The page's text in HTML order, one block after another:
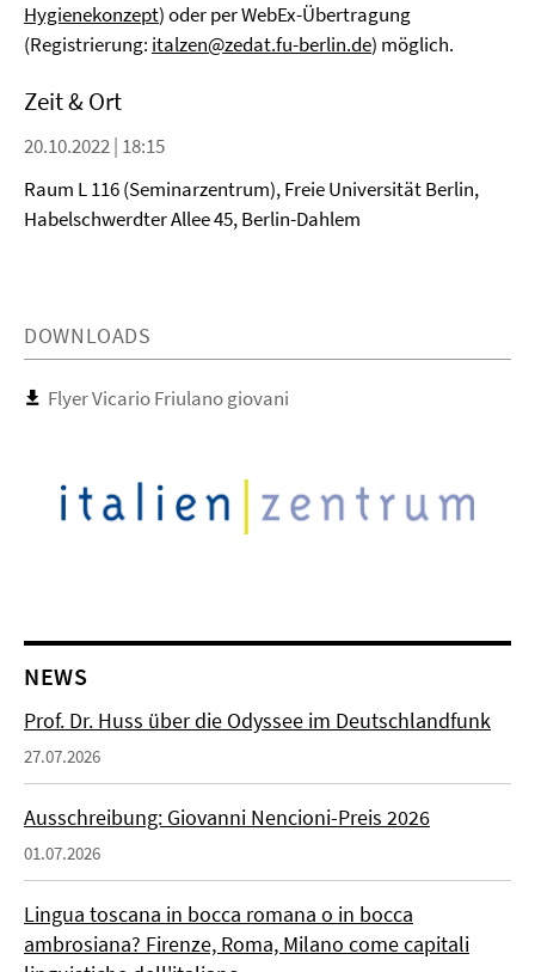
Hygienekonzept) oder per WebEx-Übertragung
(Registrierung: italzen@zedat.fu-berlin.de) möglich.
Zeit & Ort
20.10.2022 | 18:15
Raum L 116 (Seminarzentrum), Freie Universität Berlin,
Habelschwerdter Allee 45, Berlin-Dahlem
DOWNLOADS
Flyer Vicario Friulano giovani
NEWS
Prof. Dr. Huss über die Odyssee im Deutschlandfunk
27.07.2026
Ausschreibung: Giovanni Nencioni-Preis 2026
01.07.2026
Lingua toscana in bocca romana o in bocca
ambrosiana? Firenze, Roma, Milano come capitali